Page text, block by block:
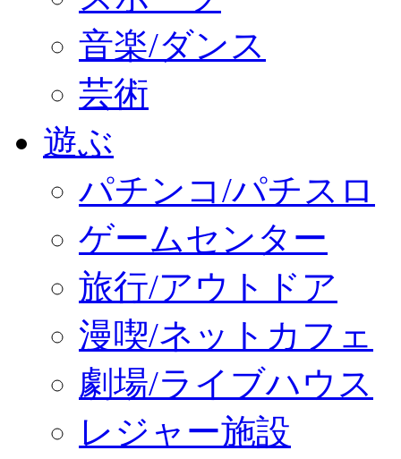
音楽/ダンス
芸術
遊ぶ
パチンコ/パチスロ
ゲームセンター
旅行/アウトドア
漫喫/ネットカフェ
劇場/ライブハウス
レジャー施設